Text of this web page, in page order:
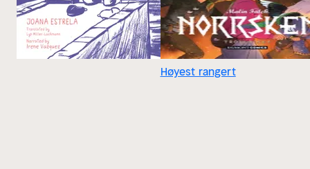
Høyest rangert